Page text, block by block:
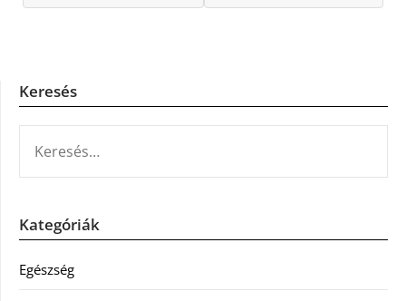
Keresés
Kategóriák
Egészség